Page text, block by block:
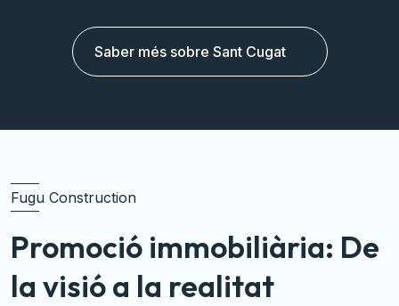
Saber més sobre Sant Cugat
Fugu Construction
Promoció immobiliària: De
la visió a la realitat